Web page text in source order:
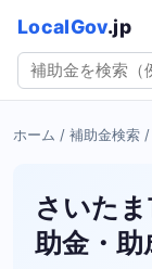
LocalGov.jp
ホーム / 補助金検索 /
さいた
助金・助